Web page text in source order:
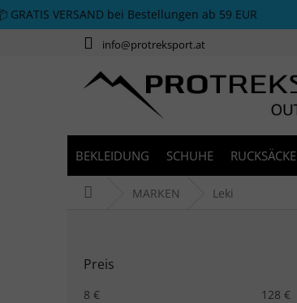
Zum Inhalt springen
GRATIS VERSAND bei Bestellungen ab 59 EUR
info@protreksport.at
BEKLEIDUNG SCHUHE RUCKSÄCKE
StartseiteMARKEN Leki
Preis
8 € 128 €